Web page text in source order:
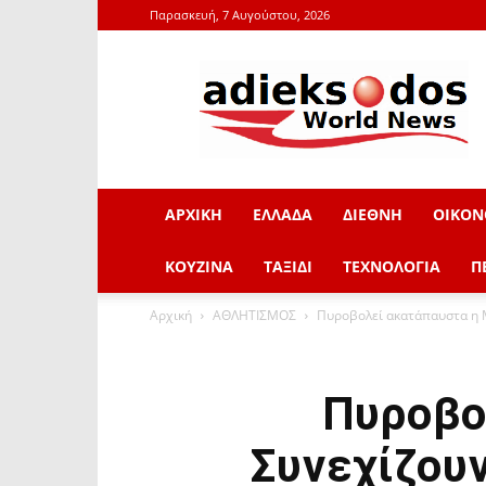
Παρασκευή, 7 Αυγούστου, 2026
adieksodos.gr
ΑΡΧΙΚΗ ΕΛΛΑΔΑ ΔΙΕΘΝΗ
ΚΟΥΖΙΝΑ ΤΑΞΙΔΙ ΤΕΧΝΟΛΟΓΙΑ
Αρχική ΑΘΛΗΤΙΣΜΟΣ Πυροβολεί ακατάπαυστα η